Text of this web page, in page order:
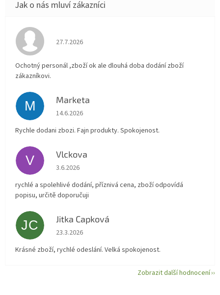
Hodnocení obchodu je 4 z 5 hvězdiček.
27.7.2026
Ochotný personál ,zboží ok ale dlouhá doba dodání zboží
zákazníkovi.
M Marketa
Hodnocení obchodu je 5 z 5 hvězdiček.
14.6.2026
Rychle dodani zbozi. Fajn produkty. Spokojenost.
V Vlckova
Hodnocení obchodu je 5 z 5 hvězdiček.
3.6.2026
rychlé a spolehlivé dodání, příznivá cena, zboží odpovídá
popisu, určitě doporučuji
JC Jitka Capková
Hodnocení obchodu je 5 z 5 hvězdiček.
23.3.2026
Krásné zboží, rychlé odeslání. Velká spokojenost.
Zobrazit další hodnocení